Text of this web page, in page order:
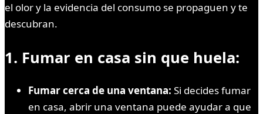
el olor y la evidencia del consumo se propaguen y te
descubran.
1. Fumar en casa sin que huela:
Fumar cerca de una ventana: Si decides fumar
en casa, abrir una ventana puede ayudar a que